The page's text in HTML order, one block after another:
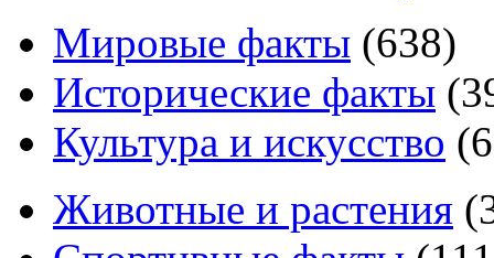
Мировые факты (638)
Исторические факты (
Культура и искусство (
Животные и растения (